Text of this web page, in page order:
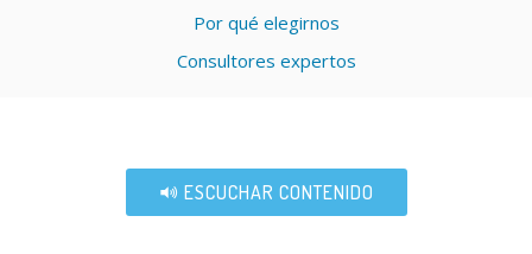
Por qué elegirnos
Consultores expertos
ESCUCHAR CONTENIDO